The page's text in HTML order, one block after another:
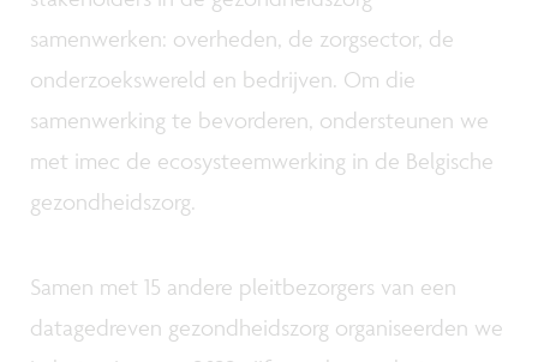
samenwerken: overheden, de zorgsector, de
onderzoekswereld en bedrijven. Om die
samenwerking te bevorderen, ondersteunen we
met imec de ecosysteemwerking in de Belgische
gezondheidszorg.
Samen met 15 andere pleitbezorgers van een
datagedreven gezondheidszorg organiseerden we